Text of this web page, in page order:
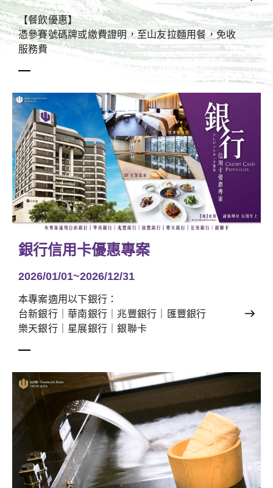
【餐飲優惠】
憑參賽號碼牌或繳費證明，至山友拉麵用餐，免收
服務費
銀行信用卡優惠專案
2026/01/01~2026/12/31
本專案適用以下銀行：
台新銀行｜華南銀行｜兆豐銀行｜匯豐銀行
樂天銀行｜星展銀行｜銀聯卡